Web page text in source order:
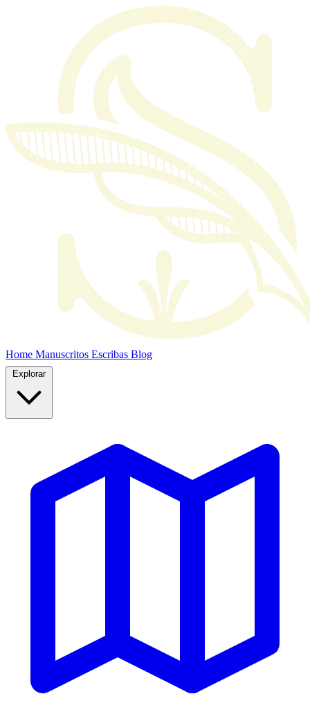
Home Manuscritos Escribas Blog
Explorar